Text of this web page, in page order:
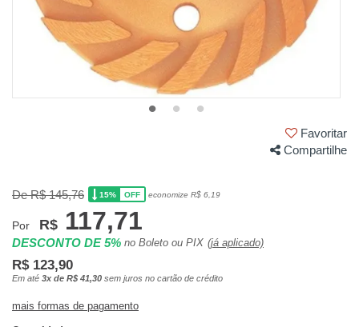
Favoritar
Compartilhe
De R$ 145,76 15% OFF economize R$ 6,19
Por R$ 117,71
DESCONTO DE 5% no Boleto ou PIX (já aplicado)
R$ 123,90
Em até 3x de R$ 41,30 sem juros no cartão de crédito
mais formas de pagamento